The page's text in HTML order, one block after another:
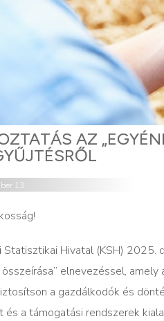
AZ
13.
Hivatal (KSH) 2025.
elnevezéssel,
a gazdálkodók és
a támogatási rendszerek